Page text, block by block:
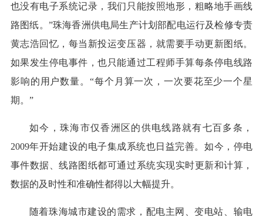
也没有电子系统记录，我们只能按照地形，粗略地手画线
路图纸。”珠海香洲供电局生产计划部配电运行及检修专责
黄志浩回忆，每当新投运变压器，就需要手动更新图纸。
如果发生停电事件，也只能通过工程师手算每条停电线路
影响的用户数量。“每个月算一次，一次要花至少一个星
期。”
如今，珠海市仅香洲区的供电线路就有七百多条，
2009年开始建设的电子集成系统也日益完善。如今，停电
事件数据、线路图纸都可通过系统实现实时更新和计算，
数据的及时性和准确性都得以大幅提升。
随着珠海城市建设的需求，配电主网、变电站、输电